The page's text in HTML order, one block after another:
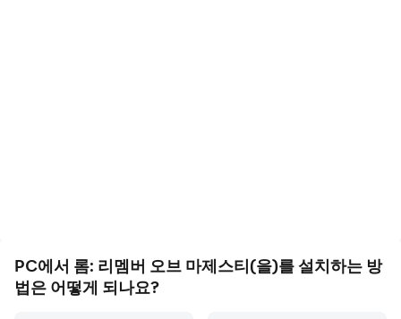
PC에서 롬: 리멤버 오브 마제스티(을)를 설치하는 방
법은 어떻게 되나요?